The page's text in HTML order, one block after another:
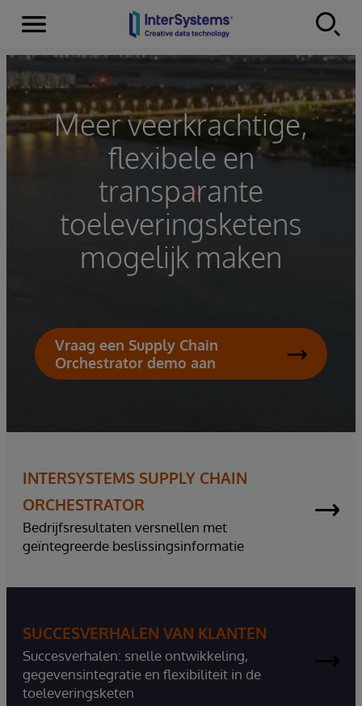
Skip to content
Menu
Meer veerkrachtige,
flexibele en
transparante
toeleveringsketens
mogelijk maken
Vraag een Supply Chain
Orchestrator demo aan
INTERSYSTEMS SUPPLY CHAIN
ORCHESTRATOR
Bedrijfsresultaten versnellen met
geïntegreerde beslissingsinformatie
SUCCESVERHALEN VAN KLANTEN
Succesverhalen: snelle ontwikkeling,
gegevensintegratie en flexibiliteit in de
toeleveringsketen